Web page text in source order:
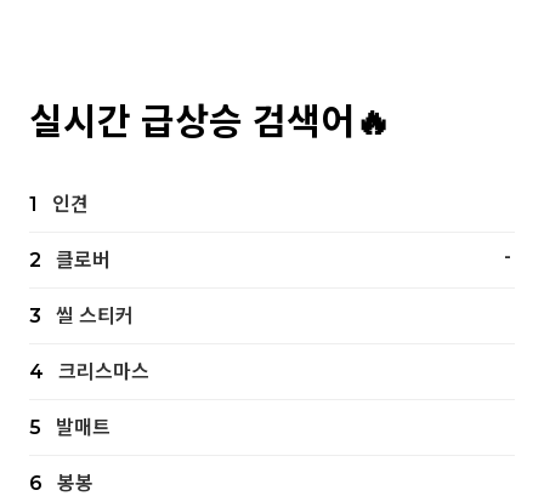
실시간 급상승 검색어🔥
1 인견
2 클로버 -
3 씰 스티커
4 크리스마스
5 발매트
6 봉봉